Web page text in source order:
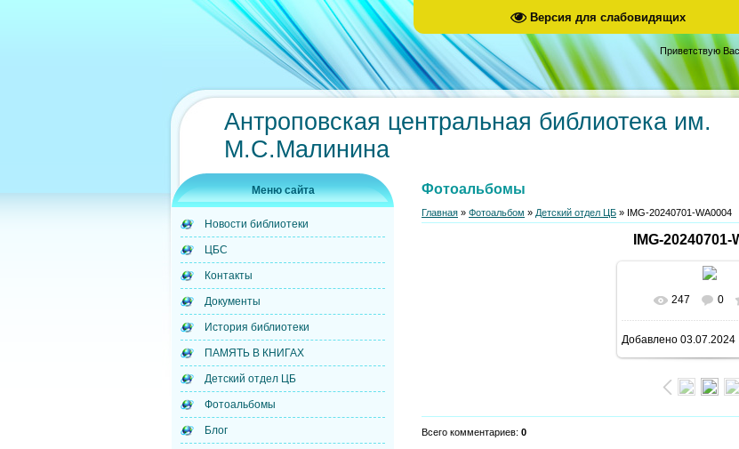
Версия для слабовидящих
Приветствую Вас
Антроповская центральная библиотека им.
М.С.Малинина
Меню сайта
Новости библиотеки
ЦБС
Контакты
Документы
История библиотеки
ПАМЯТЬ В КНИГАХ
Детский отдел ЦБ
Фотоальбомы
Блог
Фотоальбомы
Главная » Фотоальбом » Детский отдел ЦБ » IMG-20240701-WA0004
IMG-20240701-
В реальном
1200x1600/
247 0
Добавлено 03.07.2024
Всего комментариев: 0